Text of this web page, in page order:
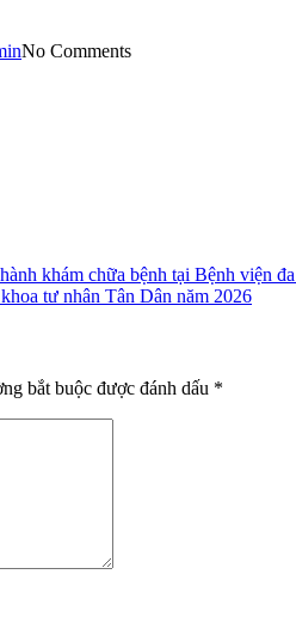
No Comments
khám chữa bệnh tại Bệnh viện
tư nhân Tân Dân năm 2026
bắt buộc được đánh dấu *